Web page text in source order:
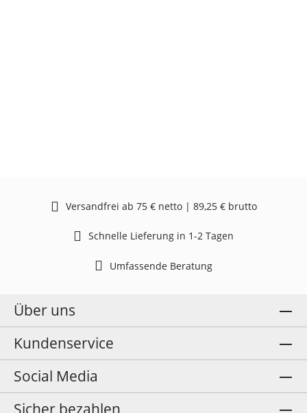
Versandfrei ab 75 € netto | 89,25 € brutto
Schnelle Lieferung in 1-2 Tagen
Umfassende Beratung
Über uns
Kundenservice
Social Media
Sicher bezahlen